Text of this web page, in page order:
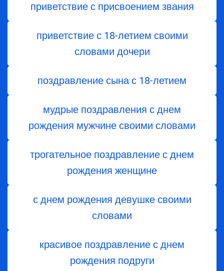
приветствие с присвоением звания
приветствие с 18-летием своими
словами дочери
поздравление сына с 18-летием
мудрые поздравления с днем
рождения мужчине своими словами
трогательное поздравление с днем
рождения женщине
с днем рождения девушке своими
словами
красивое поздравление с днем
рождения подруги